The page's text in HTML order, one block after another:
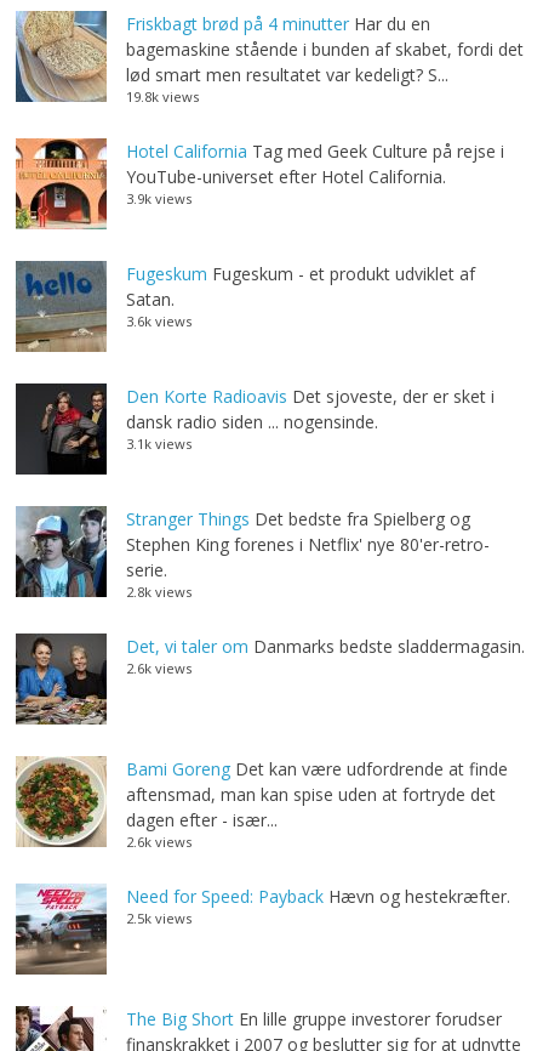
Friskbagt brød på 4 minutter Har du en
bagemaskine stående i bunden af skabet, fordi det
lød smart men resultatet var kedeligt? S...
19.8k views
Hotel California Tag med Geek Culture på rejse i
YouTube-universet efter Hotel California.
3.9k views
Fugeskum Fugeskum - et produkt udviklet af
Satan.
3.6k views
Den Korte Radioavis Det sjoveste, der er sket i
dansk radio siden ... nogensinde.
3.1k views
Stranger Things Det bedste fra Spielberg og
Stephen King forenes i Netflix' nye 80'er-retro-
serie.
2.8k views
Det, vi taler om Danmarks bedste sladdermagasin.
2.6k views
Bami Goreng Det kan være udfordrende at finde
aftensmad, man kan spise uden at fortryde det
dagen efter - især...
2.6k views
Need for Speed: Payback Hævn og hestekræfter.
2.5k views
The Big Short En lille gruppe investorer forudser
finanskrakket i 2007 og beslutter sig for at udnytte